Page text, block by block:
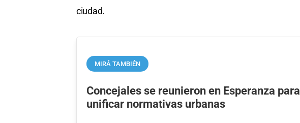
ciudad.
MIRÁ TAMBIÉN
Concejales se reunieron en Esperanza para
unificar normativas urbanas